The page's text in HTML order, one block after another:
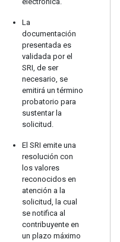
La
documentación
presentada es
validada por el
SRI, de ser
necesario, se
emitirá un término
probatorio para
sustentar la
solicitud.
El SRI emite una
resolución con
los valores
reconocidos en
atención a la
solicitud, la cual
se notifica al
contribuyente en
un plazo máximo